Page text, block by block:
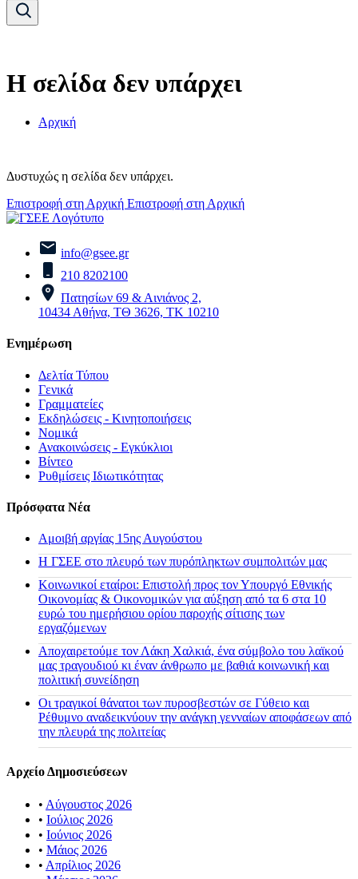
Η σελίδα δεν υπάρχει
Αρχική
Δυστυχώς η σελίδα δεν υπάρχει.
Επιστροφή στη Αρχική Επιστροφή στη Αρχική
info@gsee.gr
210 8202100
Πατησίων 69 & Αινιάνος 2,
10434 Αθήνα, ΤΘ 3626, ΤΚ 10210
Ενημέρωση
Δελτία Τύπου
Γενικά
Γραμματείες
Εκδηλώσεις - Κινητοποιήσεις
Νομικά
Ανακοινώσεις - Εγκύκλιοι
Βίντεο
Ρυθμίσεις Ιδιωτικότητας
Πρόσφατα Νέα
Αμοιβή αργίας 15ης Αυγούστου
H ΓΣΕΕ στο πλευρό των πυρόπληκτων συμπολιτών μας
Κοινωνικοί εταίροι: Επιστολή προς τον Υπουργό Εθνικής
Οικονομίας & Οικονομικών για αύξηση από τα 6 στα 10
ευρώ του ημερήσιου ορίου παροχής σίτισης των
εργαζόμενων
Αποχαιρετούμε τον Λάκη Χαλκιά, ένα σύμβολο του λαϊκού
μας τραγουδιού κι έναν άνθρωπο με βαθιά κοινωνική και
πολιτική συνείδηση
Οι τραγικοί θάνατοι των πυροσβεστών σε Γύθειο και
Ρέθυμνο αναδεικνύουν την ανάγκη γενναίων αποφάσεων από
την πλευρά της πολιτείας
Αρχείο Δημοσιεύσεων
• Αύγουστος 2026
• Ιούλιος 2026
• Ιούνιος 2026
• Μάιος 2026
• Απρίλιος 2026